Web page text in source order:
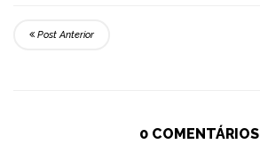
Post Anterior
0 COMENTÁRIOS